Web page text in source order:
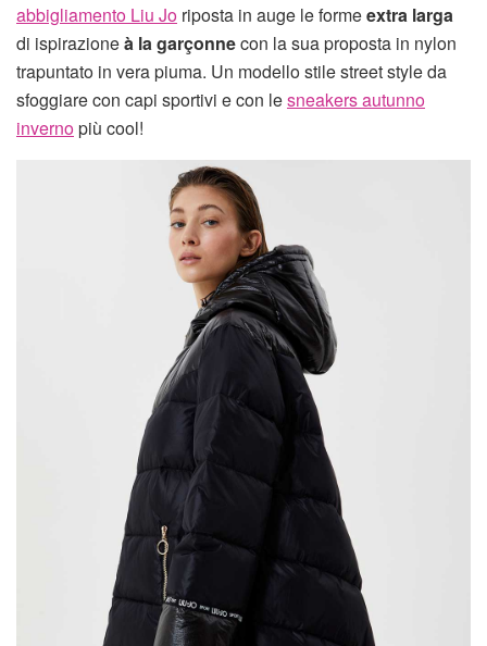
abbigliamento Liu Jo riposta in auge le formeextra larga
di ispirazioneà la garçonnecon la sua proposta in nylon
trapuntato in vera piuma. Un modello stile street style da
sfoggiare con capi sportivi e con lesneakers autunno
invernopiù cool!